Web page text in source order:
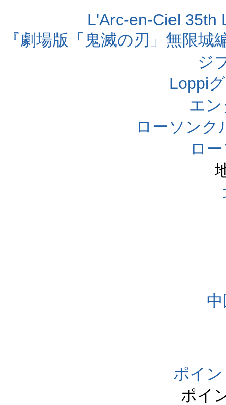
L'Arc-en-Ciel 35th
『劇場版「鬼滅の刃」無限
ジ
Loppi
エ
ローソンク
ロ
ポイ
ポイ